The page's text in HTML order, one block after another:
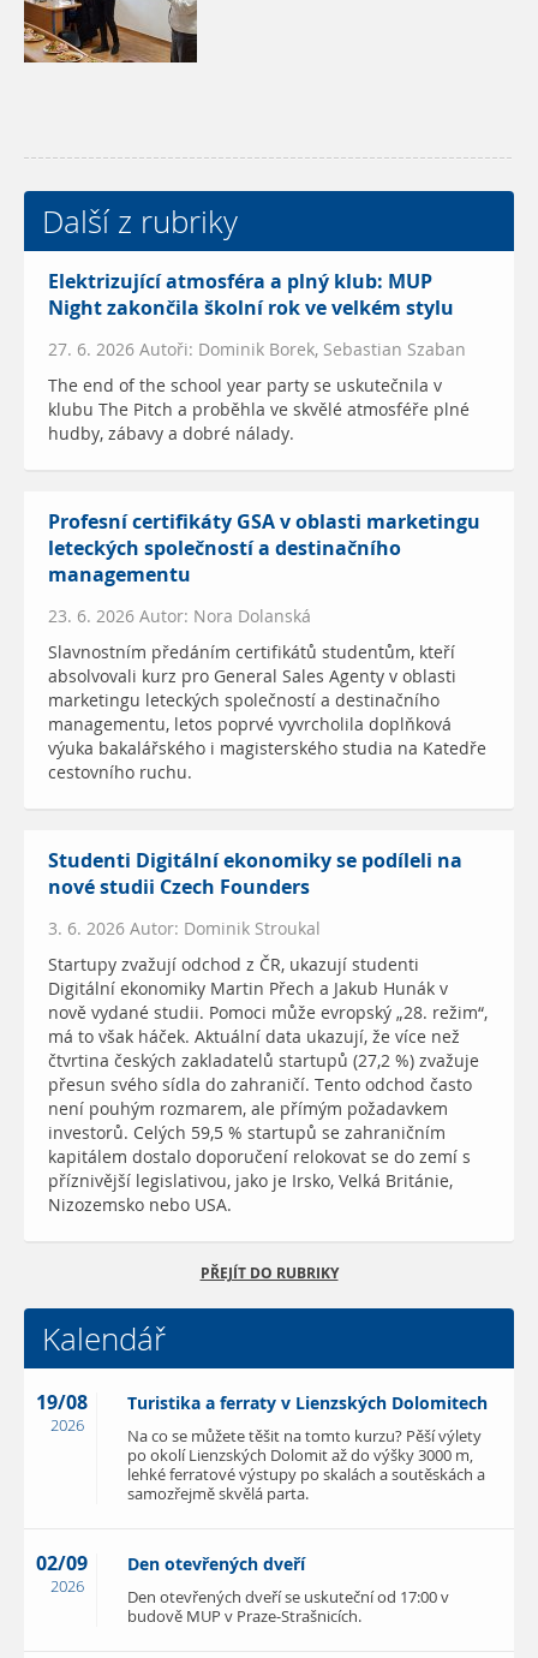
Další z rubriky
Elektrizující atmosféra a plný klub: MUP
Night zakončila školní rok ve velkém stylu
27. 6. 2026 Autoři: Dominik Borek, Sebastian Szaban
The end of the school year party se uskutečnila v
klubu The Pitch a proběhla ve skvělé atmosféře plné
hudby, zábavy a dobré nálady.
Profesní certifikáty GSA v oblasti marketingu
leteckých společností a destinačního
managementu
23. 6. 2026 Autor: Nora Dolanská
Slavnostním předáním certifikátů studentům, kteří
absolvovali kurz pro General Sales Agenty v oblasti
marketingu leteckých společností a destinačního
managementu, letos poprvé vyvrcholila doplňková
výuka bakalářského i magisterského studia na Katedře
cestovního ruchu.
Studenti Digitální ekonomiky se podíleli na
nové studii Czech Founders
3. 6. 2026 Autor: Dominik Stroukal
Startupy zvažují odchod z ČR, ukazují studenti
Digitální ekonomiky Martin Přech a Jakub Hunák v
nově vydané studii. Pomoci může evropský „28. režim“,
má to však háček. Aktuální data ukazují, že více než
čtvrtina českých zakladatelů startupů (27,2 %) zvažuje
přesun svého sídla do zahraničí. Tento odchod často
není pouhým rozmarem, ale přímým požadavkem
investorů. Celých 59,5 % startupů se zahraničním
kapitálem dostalo doporučení relokovat se do zemí s
příznivější legislativou, jako je Irsko, Velká Británie,
Nizozemsko nebo USA.
PŘEJÍT DO RUBRIKY
Kalendář
19/08
2026
Turistika a ferraty v Lienzských Dolomitech
Na co se můžete těšit na tomto kurzu? Pěší výlety
po okolí Lienzských Dolomit až do výšky 3000 m,
lehké ferratové výstupy po skalách a soutěskách a
samozřejmě skvělá parta.
02/09
2026
Den otevřených dveří
Den otevřených dveří se uskuteční od 17:00 v
budově MUP v Praze-Strašnicích.